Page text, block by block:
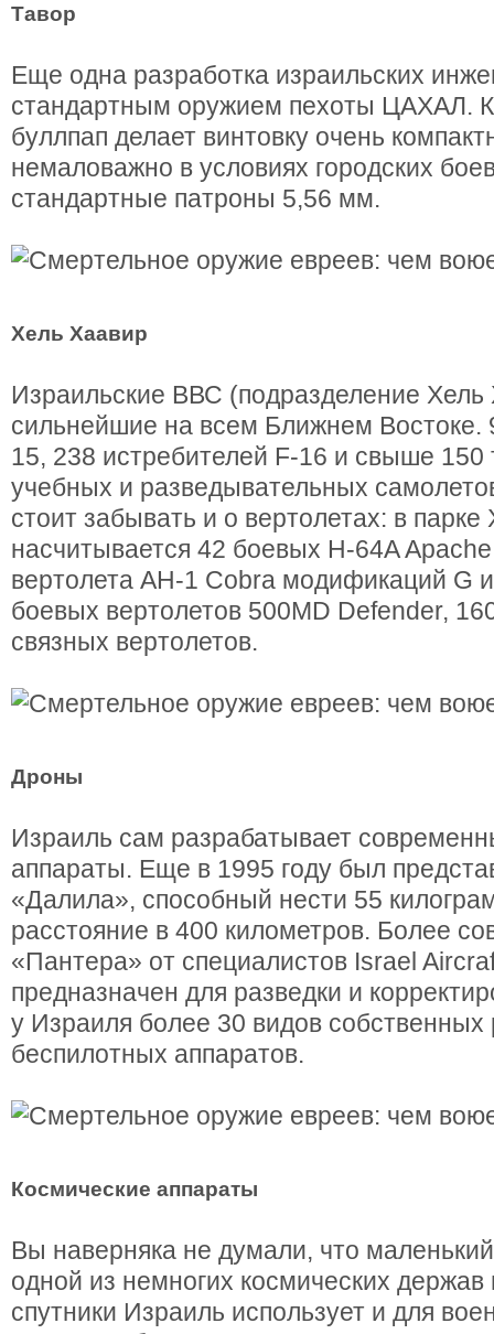
Тавор
Еще одна разработка израильских
стандартным оружием пехоты ЦАХАЛ.
буллпап делает винтовку очень
немаловажно в условиях городских
стандартные патроны 5,56 мм.
Хель Хаавир
Израильские ВВС (подразделение
сильнейшие на всем Ближнем Востоке.
15, 238 истребителей F-16 и свыше 150
учебных и разведывательных
стоит забывать и о вертолетах: в
насчитывается 42 боевых H-64A
вертолета AH-1 Cobra модификаций G и
боевых вертолетов 500MD Defender,
связных вертолетов.
Дроны
Израиль сам разрабатывает
аппараты. Еще в 1995 году был
«Далила», способный нести 55
расстояние в 400 километров. Более
«Пантера» от специалистов Israel
предназначен для разведки и
у Израиля более 30 видов собственных
беспилотных аппаратов.
Космические аппараты
Вы наверняка не думали, что
одной из немногих космических
спутники Израиль использует и для